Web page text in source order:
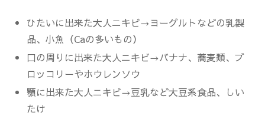
ひたいに出来た大人ニキビ→ヨーグルトなどの乳製
品、小魚（Caの多いもの）
口の周りに出来た大人ニキビ→バナナ、蕎麦類、ブ
ロッコリーやホウレンソウ
顎に出来た大人ニキビ→豆乳など大豆系食品、しい
たけ